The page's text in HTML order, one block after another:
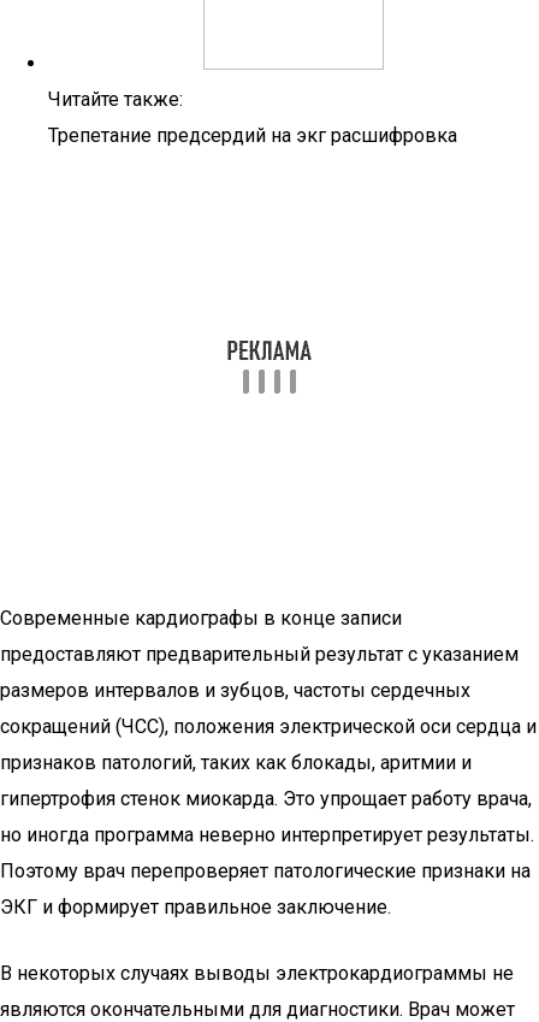
Читайте также:
Трепетание предсердий на экг расшифровка
Современные кардиографы в конце записи
предоставляют предварительный результат с указанием
размеров интервалов и зубцов, частоты сердечных
сокращений (ЧСС), положения электрической оси сердца и
признаков патологий, таких как блокады, аритмии и
гипертрофия стенок миокарда. Это упрощает работу врача,
но иногда программа неверно интерпретирует результаты.
Поэтому врач перепроверяет патологические признаки на
ЭКГ и формирует правильное заключение.
В некоторых случаях выводы электрокардиограммы не
являются окончательными для диагностики. Врач может